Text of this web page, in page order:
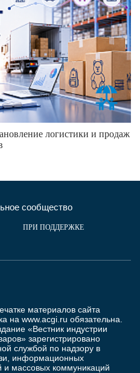
логистики и продаж
сообщество
ПРИ ПОДДЕРЖКЕ
материалов сайта
на www.acgi.ru обязательна.
«Вестник индустрии
зарегистрировано
службой по надзору в
информационных
и массовых коммуникаций